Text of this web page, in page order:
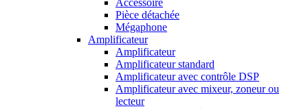
Accessoire
Pièce détachée
Mégaphone
Amplificateur
Amplificateur
Amplificateur standard
Amplificateur avec contrôle DSP
Amplificateur avec mixeur, zoneur ou
lecteur